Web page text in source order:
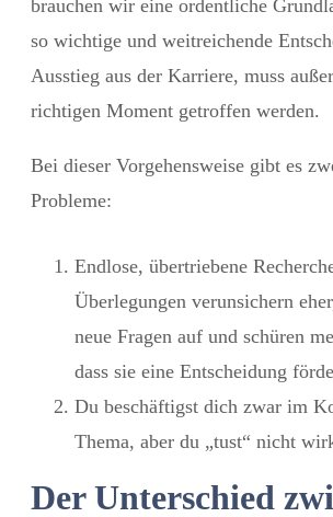
brauchen wir eine ordentliche
so wichtige und weitreichende
Ausstieg aus der Karriere, muss
richtigen Moment getroffen werden.
Bei dieser Vorgehensweise gibt es
Probleme:
Endlose, übertriebene
Überlegungen verunsichern
neue Fragen auf und schüren
dass sie eine Entscheidung
Du beschäftigst dich zwar im
Thema, aber du „tust“ nicht
Der Unterschied